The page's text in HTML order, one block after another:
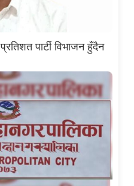
पार्टी विभाजन हुँदैन